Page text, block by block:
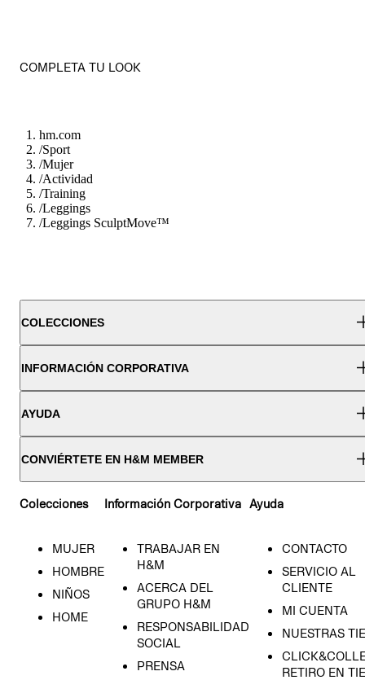
COMPLETA TU LOOK
hm.com
/Sport
/Mujer
/Actividad
/Training
/Leggings
/Leggings SculptMove™
COLECCIONES
INFORMACIÓN CORPORATIVA
AYUDA
CONVIÉRTETE EN H&M MEMBER
Colecciones
MUJER
HOMBRE
NIÑOS
HOME
Información Corporativa
TRABAJAR EN
H&M
ACERCA DEL
GRUPO H&M
RESPONSABILIDAD
SOCIAL
PRENSA
Ayuda
CONTACTO
SERVICIO AL
CLIENTE
MI CUENTA
NUESTRAS
RETIRO EN